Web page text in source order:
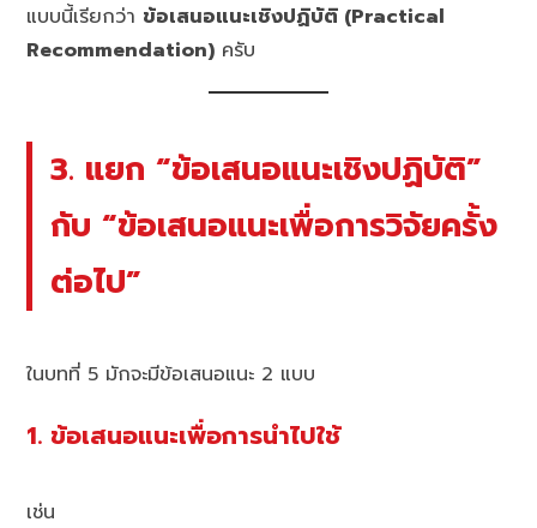
แบบนี้เรียกว่า ข้อเสนอแนะเชิงปฏิบัติ (Practical
Recommendation) ครับ
3. แยก “ข้อเสนอแนะเชิงปฏิบัติ”
กับ “ข้อเสนอแนะเพื่อการวิจัยครั้ง
ต่อไป”
ในบทที่ 5 มักจะมีข้อเสนอแนะ 2 แบบ
1. ข้อเสนอแนะเพื่อการนำไปใช้
เช่น